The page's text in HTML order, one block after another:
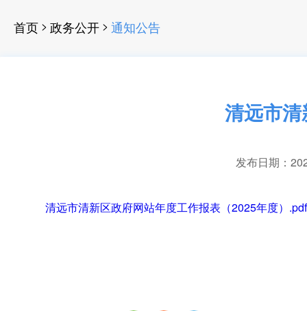
首页 > 政务公开 > 通知公告
清远市
发布日期：
清远市清新区政府网站年度工作报表（2025年度）.pdf